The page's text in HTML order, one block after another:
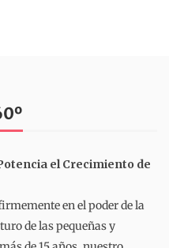
el Crecimiento de
en el poder de la
de las pequeñas y